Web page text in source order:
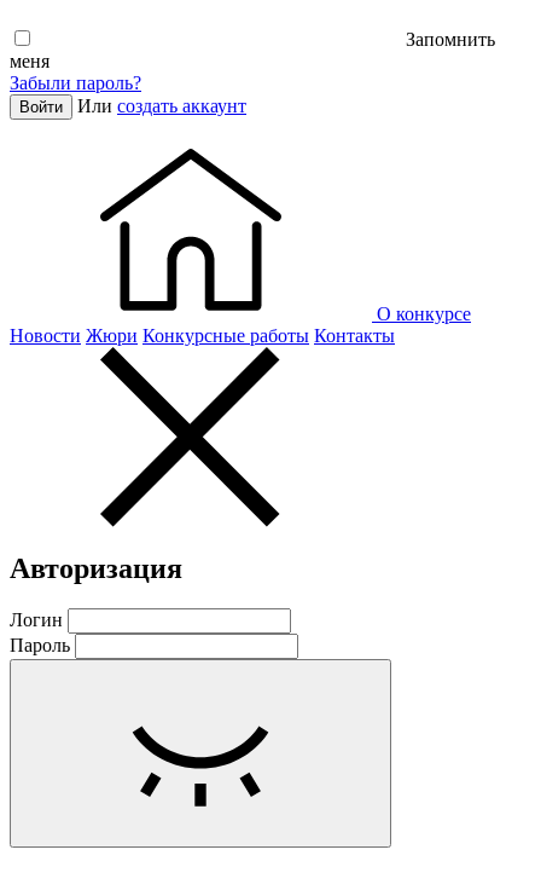
Запомнить
меня
Забыли пароль?
Войти Или создать аккаунт
О конкурсе
Новости Жюри Конкурсные работы Контакты
Авторизация
Логин
Пароль